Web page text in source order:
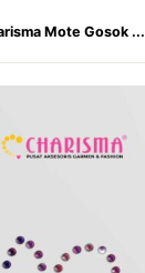
Mote Gosok ...